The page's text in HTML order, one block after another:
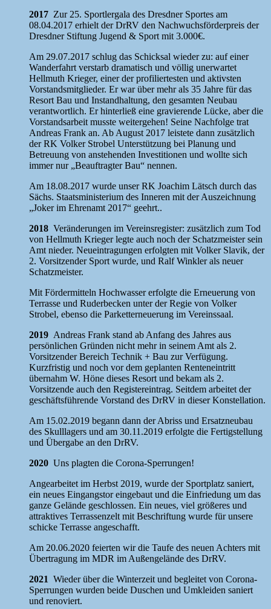
2017 Zur 25. Sportlergala des Dresdner Sportes am
08.04.2017 erhielt der DrRV den Nachwuchsförderpreis der
Dresdner Stiftung Jugend & Sport mit 3.000€.
Am 29.07.2017 schlug das Schicksal wieder zu: auf einer
Wanderfahrt verstarb dramatisch und völlig unerwartet
Hellmuth Krieger, einer der profiliertesten und aktivsten
Vorstandsmitglieder. Er war über mehr als 35 Jahre für das
Resort Bau und Instandhaltung, den gesamten Neubau
verantwortlich. Er hinterließ eine gravierende Lücke, aber die
Vorstandsarbeit musste weitergehen! Seine Nachfolge trat
Andreas Frank an. Ab August 2017 leistete dann zusätzlich
der RK Volker Strobel Unterstützung bei Planung und
Betreuung von anstehenden Investitionen und wollte sich
immer nur „Beauftragter Bau“ nennen.
Am 18.08.2017 wurde unser RK Joachim Lätsch durch das
Sächs. Staatsministerium des Inneren mit der Auszeichnung
„Joker im Ehrenamt 2017“ geehrt..
2018 Veränderungen im Vereinsregister: zusätzlich zum Tod
von Hellmuth Krieger legte auch noch der Schatzmeister sein
Amt nieder. Neueintragungen erfolgten mit Volker Slavik, der
2. Vorsitzender Sport wurde, und Ralf Winkler als neuer
Schatzmeister.
Mit Fördermitteln Hochwasser erfolgte die Erneuerung von
Terrasse und Ruderbecken unter der Regie von Volker
Strobel, ebenso die Parketterneuerung im Vereinssaal.
2019 Andreas Frank stand ab Anfang des Jahres aus
persönlichen Gründen nicht mehr in seinem Amt als 2.
Vorsitzender Bereich Technik + Bau zur Verfügung.
Kurzfristig und noch vor dem geplanten Renteneintritt
übernahm W. Höne dieses Resort und bekam als 2.
Vorsitzende auch den Registereintrag. Seitdem arbeitet der
geschäftsführende Vorstand des DrRV in dieser Konstellation.
Am 15.02.2019 begann dann der Abriss und Ersatzneubau
des Skulllagers und am 30.11.2019 erfolgte die Fertigstellung
und Übergabe an den DrRV.
2020 Uns plagten die Corona-Sperrungen!
Angearbeitet im Herbst 2019, wurde der Sportplatz saniert,
ein neues Eingangstor eingebaut und die Einfriedung um das
ganze Gelände geschlossen. Ein neues, viel größeres und
attraktives Terrassenzelt mit Beschriftung wurde für unsere
schicke Terrasse angeschafft.
Am 20.06.2020 feierten wir die Taufe des neuen Achters mit
Übertragung im MDR im Außengelände des DrRV.
2021 Wieder über die Winterzeit und begleitet von Corona-
Sperrungen wurden beide Duschen und Umkleiden saniert
und renoviert.